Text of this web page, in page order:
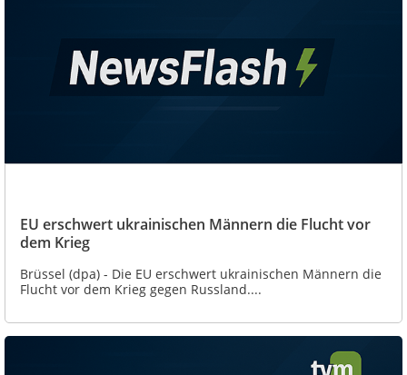
EU erschwert ukrainischen Männern die Flucht vor
dem Krieg
Brüssel (dpa) - Die EU erschwert ukrainischen Männern die
Flucht vor dem Krieg gegen Russland....